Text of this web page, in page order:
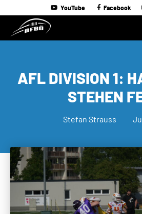
YouTube Facebook
AFL DIVISION 1:
STEHEN
Stefan Strauss